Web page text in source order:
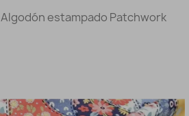
Algodón estampado Patchwork